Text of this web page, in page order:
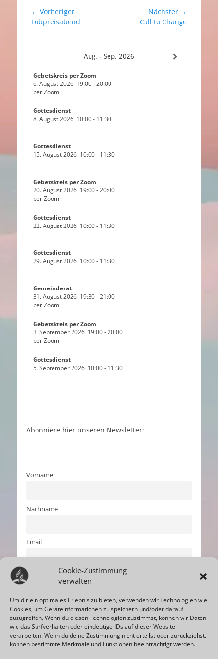
Cookie-Zustimmung
verwalten
Um dir ein optimales Erlebnis zu bieten, verwenden wir Technologien wie
Cookies, um Geräteinformationen zu speichern und/oder darauf
zuzugreifen. Wenn du diesen Technologien zustimmst, können wir Daten
wie das Surfverhalten oder eindeutige IDs auf dieser Website
verarbeiten. Wenn du deine Zustimmung nicht erteilst oder zurückziehst,
können bestimmte Merkmale und Funktionen beeinträchtigt werden.
Beitragsnavigation
← Vorheriger
Vorheriger
Lobpreisabend
Nächster →
Call to Change
Aug. - Sep. 2026
Gebetskreis per Zoom
6. August 2026 19:00- 20:00
per Zoom
Gottesdienst
8. August 2026 10:00- 11:30
Gottesdienst
15. August 2026 10:00- 11:30
Gebetskreis per Zoom
20. August 2026 19:00- 20:00
per Zoom
Gottesdienst
22. August 2026 10:00- 11:30
Gottesdienst
29. August 2026 10:00- 11:30
Gemeinderat
31. August 2026 19:30- 21:00
per Zoom
Gebetskreis per Zoom
3. September 2026 19:00- 20:00
per Zoom
Gottesdienst
5. September 2026 10:00- 11:30
Abonniere hier unseren Newsletter:
Vorname
Nachname
Email
Indem Du fortfährst, akzeptierst Du unsere
Datenschutzerklärung.